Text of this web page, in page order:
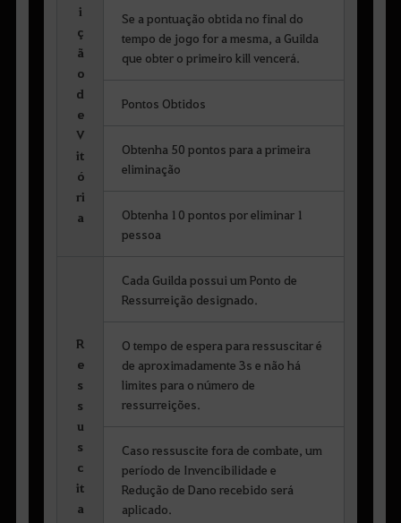
i
ç
ã
o
d
e
V
it
ó
ri
a
Se a pontuação obtida no final do
tempo de jogo for a mesma, a Guilda
que obter o primeiro kill vencerá.
Pontos Obtidos
Obtenha 50 pontos para a primeira
eliminação
Obtenha 10 pontos por eliminar 1
pessoa
R
e
s
s
u
s
c
it
a
Cada Guilda possui um Ponto de
Ressurreição designado.
O tempo de espera para ressuscitar é
de aproximadamente 3s e não há
limites para o número de
ressurreições.
Caso ressuscite fora de combate, um
período de Invencibilidade e
Redução de Dano recebido será
aplicado.